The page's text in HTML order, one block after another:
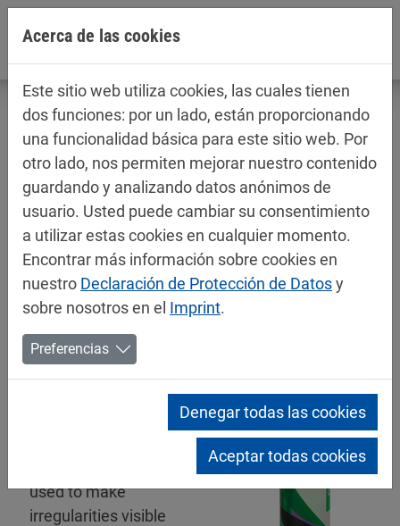
Jump directly to main navigation
Jump directly to content
Fichas técnicas / fichas de datos de
seguridad
Aerosoles
used to make
irregularities visible
Acerca de las cookies
Este sitio web utiliza cookies, las cuales tienen
dos funciones: por un lado, están proporcionando
una funcionalidad básica para este sitio web. Por
otro lado, nos permiten mejorar nuestro contenido
guardando y analizando datos anónimos de
usuario. Usted puede cambiar su consentimiento
a utilizar estas cookies en cualquier momento.
Encontrar más información sobre cookies en
nuestro Declaración de Protección de Datosy
sobre nosotros en el Imprint.
Preferencias
Denegar todas las cookies
Aceptar todas cookies